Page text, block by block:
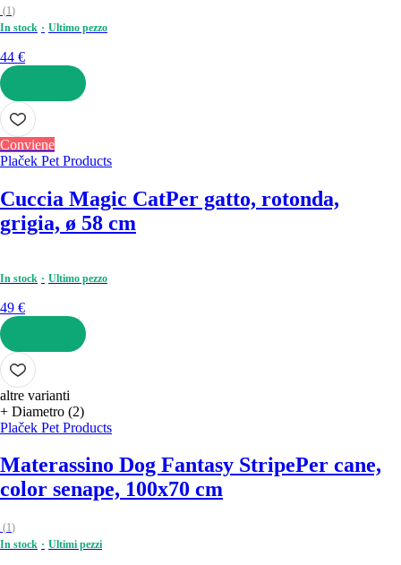
(1)
In stock
Ultimo pezzo
44 €
AGGIUNGI
Conviene
Plaček Pet Products
Cuccia Magic CatPer gatto, rotonda,
grigia, ø 58 cm
In stock Ultimo pezzo
49 €
AGGIUNGI
altre varianti
+ Diametro (2)
Plaček Pet Products
Materassino Dog Fantasy StripePer cane,
color senape, 100x70 cm
(1)
In stock
Ultimi pezzi